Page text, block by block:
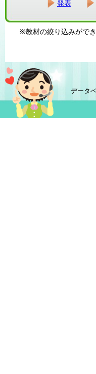
発表
※教材の絞り込みがで
データ